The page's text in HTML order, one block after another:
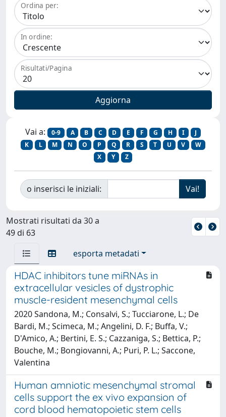
Ordina per:
In ordine:
Risultati/Pagina
Vai a: 0-9 A B C D E F G H I
J
K
L M N O P Q R S T U V
W
X
Y Z
o inserisci le iniziali:
Mostrati risultati da 30 a
49 di 63
esporta metadati
HDAC inhibitors tune miRNAs in
extracellular vesicles of dystrophic
muscle-resident mesenchymal cells
2020 Sandona, M.; Consalvi, S.; Tucciarone, L.; De
Bardi, M.; Scimeca, M.; Angelini, D. F.; Buffa, V.;
D'Amico, A.; Bertini, E. S.; Cazzaniga, S.; Bettica, P.;
Bouche, M.; Bongiovanni, A.; Puri, P. L.; Saccone,
Valentina
Human amniotic mesenchymal stromal
cells support the ex vivo expansion of
cord blood hematopoietic stem cells